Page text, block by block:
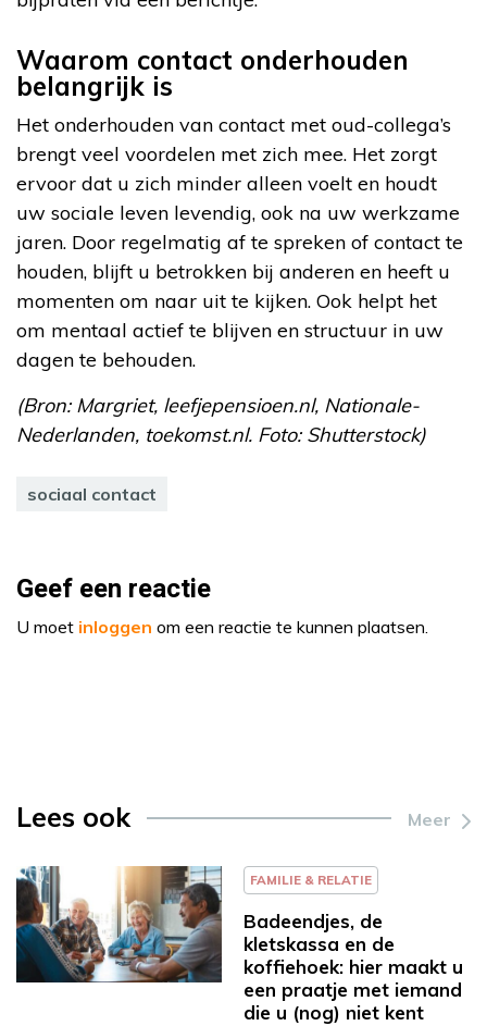
Waarom contact onderhouden
belangrijk is
Het onderhouden van contact met oud-collega’s
brengt veel voordelen met zich mee. Het zorgt
ervoor dat u zich minder alleen voelt en houdt
uw sociale leven levendig, ook na uw werkzame
jaren. Door regelmatig af te spreken of contact te
houden, blijft u betrokken bij anderen en heeft u
momenten om naar uit te kijken. Ook helpt het
om mentaal actief te blijven en structuur in uw
dagen te behouden.
(Bron: Margriet, leefjepensioen.nl, Nationale-
Nederlanden, toekomst.nl. Foto: Shutterstock)
sociaal contact
Geef een reactie
U moet inloggen om een reactie te kunnen plaatsen.
Lees ook Meer
FAMILIE & RELATIE
Badeendjes, de
kletskassa en de
koffiehoek: hier maakt u
een praatje met iemand
die u (nog) niet kent